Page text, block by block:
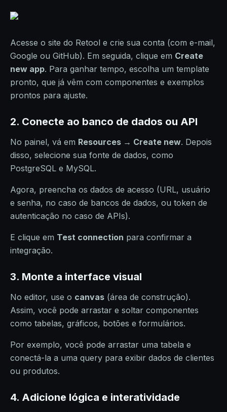
Acesse o site do Retool e crie sua conta (com e-mail,
Google ou GitHub). Em seguida, clique em Create
new app. Para ganhar tempo, escolha um template
pronto, que já vêm com componentes e exemplos
prontos para ajuste.
2. Conecte ao banco de dados ou API
No painel, vá em Resources → Create new. Depois
disso, selecione sua fonte de dados, como
PostgreSQL e MySQL.
Agora, preencha os dados de acesso (URL, usuário
e senha, no caso de bancos de dados, ou token de
autenticação no caso de APIs).
E clique em Test connection para confirmar a
integração.
3. Monte a interface visual
No editor, use o canvas (área de construção).
Assim, você pode arrastar e soltar componentes
como tabelas, gráficos, botões e formulários.
Por exemplo, você pode arrastar uma tabela e
conectá-la a uma query para exibir dados de clientes
ou produtos.
4. Adicione lógica e interatividade